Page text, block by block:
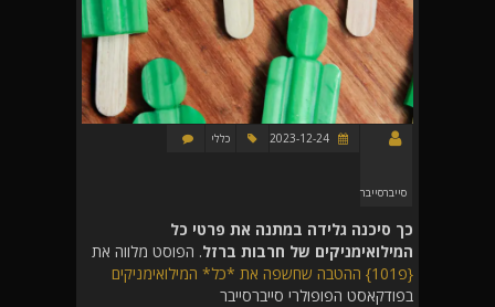
סייברסייבר
כללי
כך סיכנה גלידה במתנה את פרטי כל
המילואימניקים של חרבות ברזל. הפוסט מלווה את
{פ101} ההטבה שחשפה את *כל* המילואימניקים
בפודקאסט הפופולרי סייברסייבר